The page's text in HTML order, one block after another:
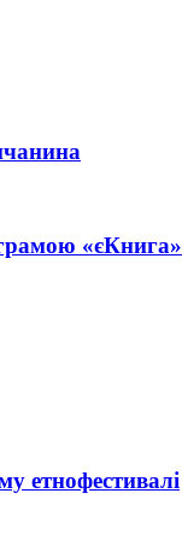
«єКнига»
етнофестивалі